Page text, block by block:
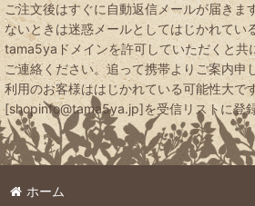
ご注文後はすぐに自動返信メールが届きま
ないときは迷惑メールとしてはじかれてい
tama5yaドメインを許可していただくと共
ご連絡ください。追って携帯よりご案内申
利用のお客様ははじかれている可能性大で
[shopinfo@tama5ya.jp]を受信リストに登
ホーム